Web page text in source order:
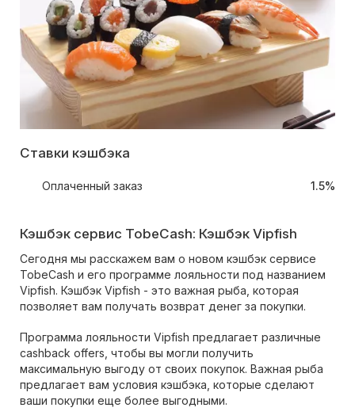
Ставки кэшбэка
Оплаченный заказ 1.5%
Кэшбэк сервис TobeCash: Кэшбэк Vipfish
Сегодня мы расскажем вам о новом кэшбэк сервисе
TobeCash и его программе лояльности под названием
Vipfish. Кэшбэк Vipfish - это важная рыба, которая
позволяет вам получать возврат денег за покупки.
Программа лояльности Vipfish предлагает различные
cashback offers, чтобы вы могли получить
максимальную выгоду от своих покупок. Важная рыба
предлагает вам условия кэшбэка, которые сделают
ваши покупки еще более выгодными.